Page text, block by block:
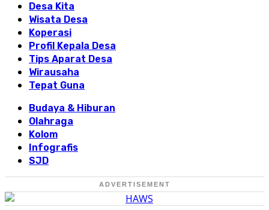
Desa Kita
Wisata Desa
Koperasi
Profil Kepala Desa
Tips Aparat Desa
Wirausaha
Tepat Guna
Budaya & Hiburan
Olahraga
Kolom
Infografis
SJD
ADVERTISEMENT